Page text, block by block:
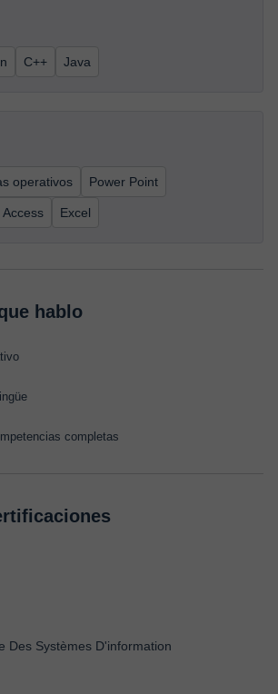
C++ Java
operativos Power Point
Access Excel
hablo
completas
Des Systèmes D'information